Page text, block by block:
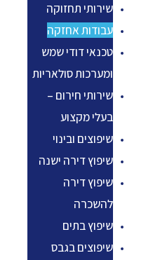
שירותי תחזוקה
עבודות אחזקה
טכנאי דודי שמש
ומערכות סולאריות
שירותי חירום –
בעלי מקצוע
שיפוצים ובינוי
שיפוץ דירה ישנה
שיפוץ דירה
להשכרה
שיפוץ בתים
שיפוצים בגבס